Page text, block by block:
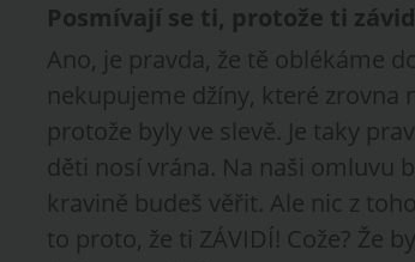
Posmívají se ti, protože ti
Ano, je pravda, že tě oblékáme
nekupujeme džíny, které zrovna
protože byly ve slevě. Je taky
děti nosí vrána. Na naši omluvu
kravině budeš věřit. Ale nic z
to proto, že ti ZÁVIDÍ! Cože? Že